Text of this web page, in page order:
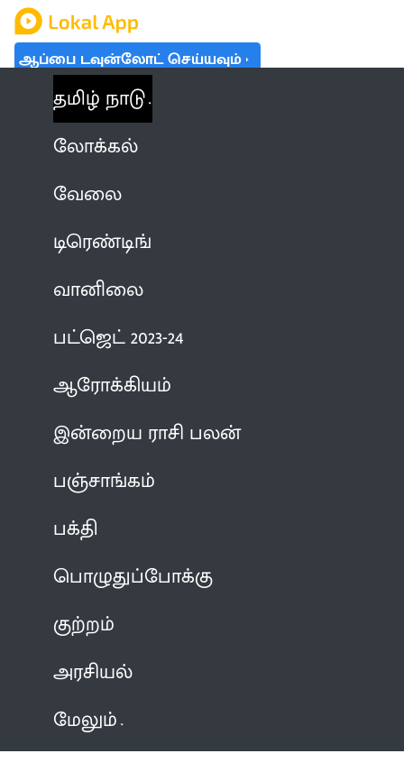
ஆப்பை டவுன்லோட் செய்யவும்
தமிழ் நாடு
லோக்கல்
வேலை
டிரெண்டிங்
வானிலை
பட்ஜெட் 2023-24
ஆரோக்கியம்
இன்றைய ராசி பலன்
பஞ்சாங்கம்
பக்தி
பொழுதுப்போக்கு
குற்றம்
அரசியல்
மேலும்